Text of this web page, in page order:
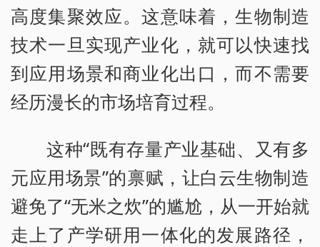
高度集聚效应。这意味着，生物制造
技术一旦实现产业化，就可以快速找
到应用场景和商业化出口，而不需要
经历漫长的市场培育过程。
这种“既有存量产业基础、又有多
元应用场景”的禀赋，让白云生物制造
避免了“无米之炊”的尴尬，从一开始就
走上了产学研用一体化的发展路径，